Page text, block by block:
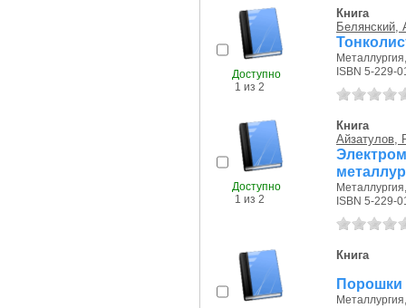
Доступно
1 из 2
Книга
Белянский,
ISBN 5-229-
Доступно
1 из 2
Книга
Айзатулов,
ISBN 5-229-
Книга
Порошки